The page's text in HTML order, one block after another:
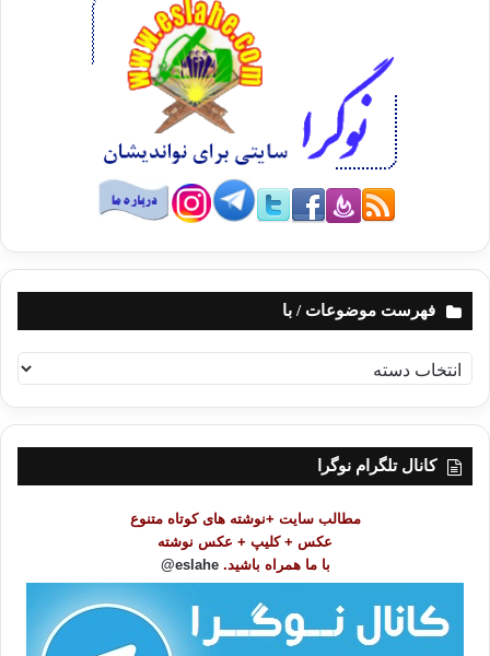
فهرست موضوعات / با
ه
ر
کانال تلگرام نوگرا
مطالب سایت +نوشته های کوتاه متنوع
عکس + کلیپ + عکس نوشته
با ما همراه باشید. eslahe@